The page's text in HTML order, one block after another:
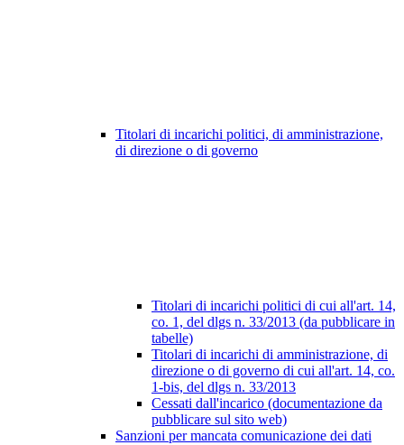
Titolari di incarichi politici, di amministrazione,
di direzione o di governo
Titolari di incarichi politici di cui all'art. 14,
co. 1, del dlgs n. 33/2013 (da pubblicare in
tabelle)
Titolari di incarichi di amministrazione, di
direzione o di governo di cui all'art. 14, co.
1-bis, del dlgs n. 33/2013
Cessati dall'incarico (documentazione da
pubblicare sul sito web)
Sanzioni per mancata comunicazione dei dati